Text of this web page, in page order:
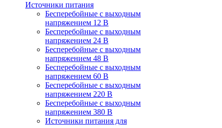
Источники питания
Бесперебойные с выходным
напряжением 12 В
Бесперебойные с выходным
напряжением 24 В
Бесперебойные с выходным
напряжением 48 В
Бесперебойные с выходным
напряжением 60 В
Бесперебойные с выходным
напряжением 220 В
Бесперебойные с выходным
напряжением 380 В
Источники питания для